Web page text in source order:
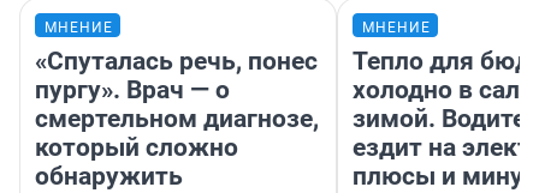
МНЕНИЕ
«Спуталась речь, понес
пургу». Врач — о
смертельном диагнозе,
который сложно
обнаружить
МНЕНИЕ
Тепло для
холодно в
зимой.
ездит на
плюсы и